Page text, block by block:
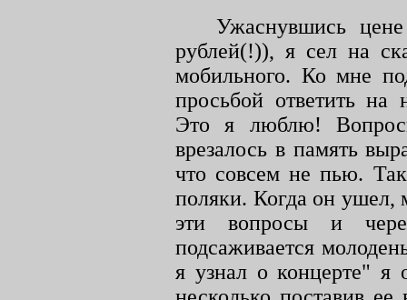
Ужаснувшись
рублей(!)), я сел на
мобильного. Ко мне
просьбой ответить на
Это я люблю!
врезалось в память
что совсем не пью.
поляки. Когда он ушел,
эти вопросы и
подсаживается
я узнал о концерте" я